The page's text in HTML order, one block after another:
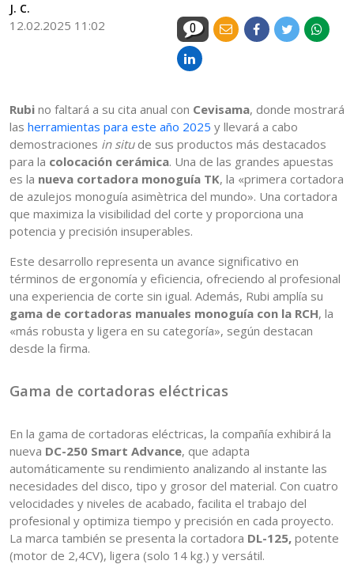
J. C.
12.02.2025 11:02 0
Rubi no faltará a su cita anual con Cevisama, donde mostrará
las herramientas para este año 2025 y llevará a cabo
demostraciones in situde sus productos más destacados
para la colocación cerámica. Una de las grandes apuestas
es la nueva cortadora monoguía TK, la «primera cortadora
de azulejos monoguía asimètrica del mundo». Una cortadora
que maximiza la visibilidad del corte y proporciona una
potencia y precisión insuperables.
Este desarrollo representa un avance significativo en
términos de ergonomía y eficiencia, ofreciendo al profesional
una experiencia de corte sin igual. Además, Rubi amplía su
gama de cortadoras manuales monoguía con la RCH, la
«más robusta y ligera en su categoría», según destacan
desde la firma.
Gama de cortadoras eléctricas
En la gama de cortadoras eléctricas, la compañía exhibirá la
nueva DC-250 Smart Advance, que adapta
automáticamente su rendimiento analizando al instante las
necesidades del disco, tipo y grosor del material. Con cuatro
velocidades y niveles de acabado, facilita el trabajo del
profesional y optimiza tiempo y precisión en cada proyecto.
La marca también se presenta la cortadora DL-125, potente
(motor de 2,4CV), ligera (solo 14 kg.) y versátil.